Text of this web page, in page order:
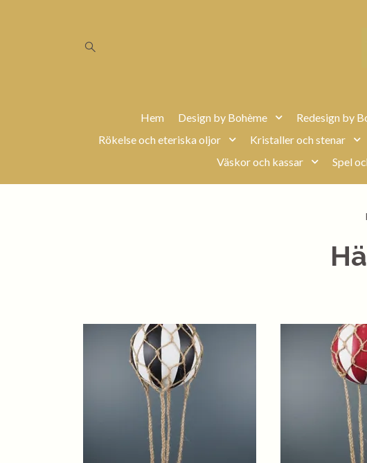
Hem Design by Bohème Redesign by
Rökelse och eteriska oljor
Kristaller och stenar
Väskor och kassar
Spel